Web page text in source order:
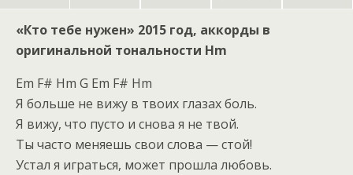
«Кто тебе нужен» 2015 год, аккорды в
оригинальной тональности Hm
Em F# Hm G Em F# Hm
Я больше не вижу в твоих глазах боль.
Я вижу, что пусто и снова я не твой.
Ты часто меняешь свои слова — стой!
Устал я играться, может прошла любовь.